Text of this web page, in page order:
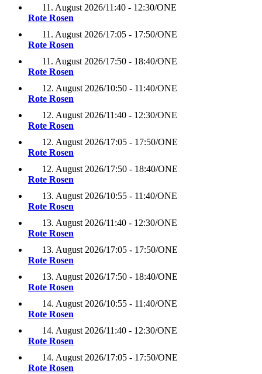
11. August 2026/11:40 - 12:30/ONE
Rote Rosen
11. August 2026/17:05 - 17:50/ONE
Rote Rosen
11. August 2026/17:50 - 18:40/ONE
Rote Rosen
12. August 2026/10:50 - 11:40/ONE
Rote Rosen
12. August 2026/11:40 - 12:30/ONE
Rote Rosen
12. August 2026/17:05 - 17:50/ONE
Rote Rosen
12. August 2026/17:50 - 18:40/ONE
Rote Rosen
13. August 2026/10:55 - 11:40/ONE
Rote Rosen
13. August 2026/11:40 - 12:30/ONE
Rote Rosen
13. August 2026/17:05 - 17:50/ONE
Rote Rosen
13. August 2026/17:50 - 18:40/ONE
Rote Rosen
14. August 2026/10:55 - 11:40/ONE
Rote Rosen
14. August 2026/11:40 - 12:30/ONE
Rote Rosen
14. August 2026/17:05 - 17:50/ONE
Rote Rosen